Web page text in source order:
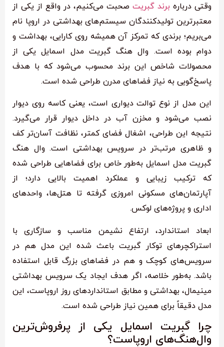
وقتی درباره برند گبریت صحبت می‌کنیم، در واقع از یکی از
معتبرترین تولیدکنندگان سیستم‌های بهداشتی در اروپا نام
می‌بریم؛ برندی که تمرکز آن همیشه روی کارایی، بهداشت و
دوام بوده است. وال هنگ گبریت مدل اسمایل یکی از
محصولات شاخص این برند محسوب می‌شود که با هدف
پاسخ‌گویی به نیاز فضاهای مدرن طراحی شده است.
این مدل از نوع توالت دیواری است، یعنی کاسه روی دیوار
نصب می‌شود و مخزن آب در داخل دیوار قرار می‌گیرد.
نتیجه این طراحی، اشغال فضای کمتر، نظافت آسان‌تر کف
و ظاهری مرتب‌تر در سرویس بهداشتی است. وال هنگ
گبریت مدل اسمایل به‌طور خاص برای فضاهایی طراحی شده
که ترکیب زیبایی و عملکرد اهمیت بالایی دارد؛ از
آپارتمان‌های مسکونی امروزی گرفته تا هتل‌ها، واحدهای
اداری و پروژه‌های لوکس.
ابعاد استاندارد، ارتفاع نشیمن مناسب و سازگاری با
استراکچرهای توکار گبریت باعث شده این مدل هم در
سرویس‌های کوچک و هم در فضاهای بزرگ قابل استفاده
باشد. به‌طور خلاصه، اگر هدف ایجاد یک سرویس بهداشتی
مینیمال، بهداشتی و مطابق استانداردهای روز اروپاست، این
مدل دقیقاً برای همین نیاز طراحی شده است.
چرا گبریت اسمایل یکی از پرفروش‌ترین
وال‌هنگ‌های اروپاست؟